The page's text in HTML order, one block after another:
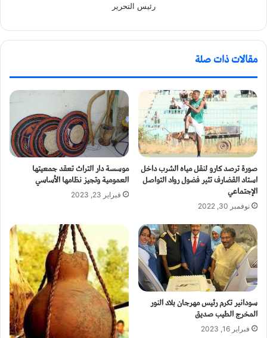
رئيس التحرير
مقالات ذات صلة
صورة ترصد كارو لنقل مياه الشرب داخل
استاد القضارف تثير فضول رواد التواصل
الإجتماعي
نوفمبر 30, 2022
موسسة دار التراث تعقد جمعيتها
العمومية وتجيز نظامها الأساسي
فبراير 23, 2023
سودانير تكرم رئيس مهرجان بلاد النور
المخرج الطيب صديق
فبراير 16, 2023